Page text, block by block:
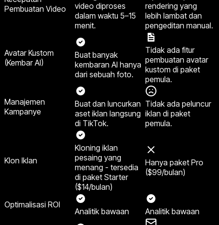
Pembuatan Video
video diproses
dalam waktu 5–15
menit.
rendering yang
lebih lambat dan
pengeditan manual.
Avatar Kustom
(Kembar AI)
Buat banyak
kembaran AI hanya
dari sebuah foto.
Tidak ada fitur
pembuatan avatar
kustom di paket
pemula.
Manajemen
Kampanye
Buat dan luncurkan
aset iklan langsung
di TikTok.
Tidak ada peluncur
iklan di paket
pemula.
Klon Iklan
Kloning iklan
pesaing yang
menang - tersedia
di paket Starter
($14/bulan)
Hanya paket Pro
($99/bulan)
Optimalisasi ROI
Analitik bawaan Analitik bawaan